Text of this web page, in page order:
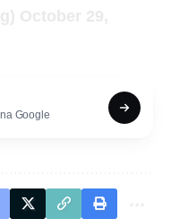
Google